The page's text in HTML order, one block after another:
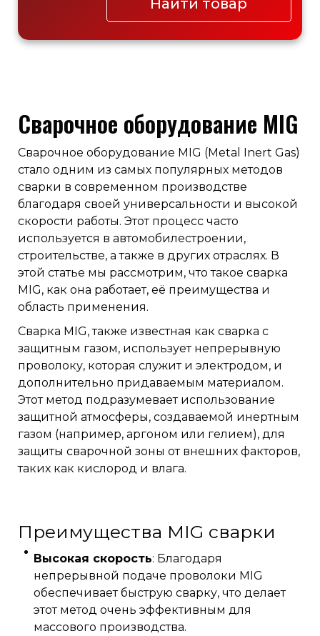
Сварочное оборудование MIG
Сварочное оборудование MIG (Metal Inert Gas)
стало одним из самых популярных методов
сварки в современном производстве
благодаря своей универсальности и высокой
скорости работы. Этот процесс часто
используется в автомобилестроении,
строительстве, а также в других отраслях. В
этой статье мы рассмотрим, что такое сварка
MIG, как она работает, её преимущества и
область применения.
Сварка MIG, также известная как сварка с
защитным газом, использует непрерывную
проволоку, которая служит и электродом, и
дополнительно придаваемым материалом.
Этот метод подразумевает использование
защитной атмосферы, создаваемой инертным
газом (например, аргоном или гелием), для
защиты сварочной зоны от внешних факторов,
таких как кислород и влага.
Преимущества MIG сварки
Высокая скорость: Благодаря
непрерывной подаче проволоки MIG
обеспечивает быструю сварку, что делает
этот метод очень эффективным для
массового производства.